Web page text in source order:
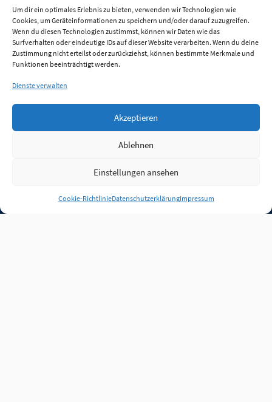
Um dir ein optimales Erlebnis zu bieten, verwenden wir Technologien wie
Cookies, um Geräteinformationen zu speichern und/oder darauf zuzugreifen.
Wenn du diesen Technologien zustimmst, können wir Daten wie das
Surfverhalten oder eindeutige IDs auf dieser Website verarbeiten. Wenn du deine
Zustimmung nicht erteilst oder zurückziehst, können bestimmte Merkmale und
Funktionen beeinträchtigt werden.
Dienste verwalten
Akzeptieren
Ablehnen
Einstellungen ansehen
Cookie-RichtlinieDatenschutzerklärungImpressum
Anmelden
Jobs Partner FAQ Quellen